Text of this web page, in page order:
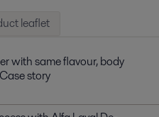
leaflet
with same flavour, body
story